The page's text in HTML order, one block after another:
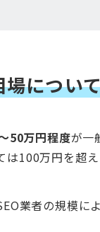
場につい
50万円程度が一
は100万円を超
業者の規模に